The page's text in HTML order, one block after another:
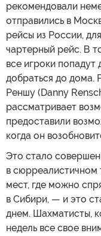
рекомендовали
отправились в
рейсы из России,
чартерный рейс. В
все игроки
добраться до дома.
Реншу (Danny
рассматривает
предоставили
когда он
Это стало
в сюрреалистичном
мест, где можно
в Сибири, — и это
днем. Шахматисты,
недель все свое